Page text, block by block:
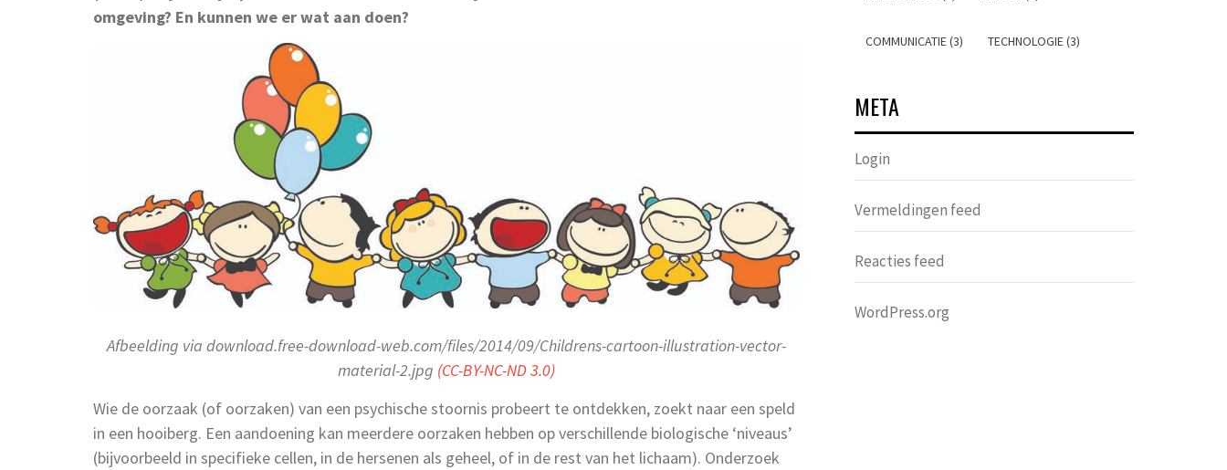
omgeving? En kunnen we er wat aan doen?
Afbeelding via download.free-download-web.com/files/2014/09/Childrens-cartoon-illustration-vector-
material-2.jpg (CC-BY-NC-ND 3.0)
Wie de oorzaak (of oorzaken) van een psychische stoornis probeert te ontdekken, zoekt naar een speld
in een hooiberg. Een aandoening kan meerdere oorzaken hebben op verschillende biologische ‘niveaus’
(bijvoorbeeld in specifieke cellen, in de hersenen als geheel, of in de rest van het lichaam). Onderzoek
COMMUNICATIE (3) TECHNOLOGIE (3)
META
Login
Vermeldingen feed
Reacties feed
WordPress.org